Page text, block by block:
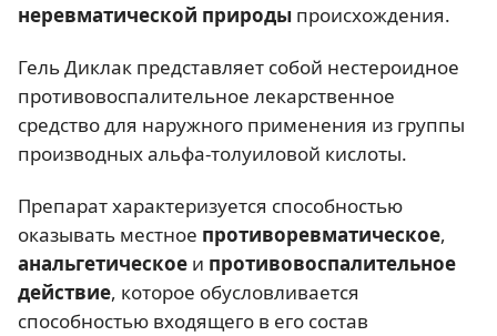
неревматической природы происхождения.
Гель Диклак представляет собой нестероидное
противовоспалительное лекарственное
средство для наружного применения из группы
производных альфа-толуиловой кислоты.
Препарат характеризуется способностью
оказывать местное противоревматическое,
анальгетическое и противовоспалительное
действие, которое обусловливается
способностью входящего в его состав